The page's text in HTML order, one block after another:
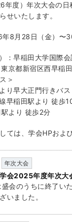
度）年次大会の日
せいたします。
8月28日（金）〜
：早稲田大学国際会
京都新宿区西早稲
＞
り早大正門行きバ
早稲田駅より 徒歩
より 徒歩2分
ては、学会HPおよ
年次大会
会2025年度年次大
会のうちに終了い
いました。